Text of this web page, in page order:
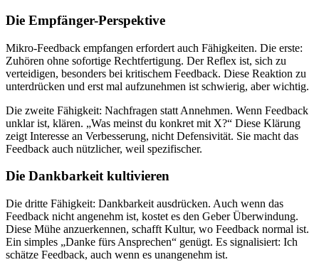
Die Empfänger-Perspektive
Mikro-Feedback empfangen erfordert auch Fähigkeiten. Die erste:
Zuhören ohne sofortige Rechtfertigung. Der Reflex ist, sich zu
verteidigen, besonders bei kritischem Feedback. Diese Reaktion zu
unterdrücken und erst mal aufzunehmen ist schwierig, aber wichtig.
Die zweite Fähigkeit: Nachfragen statt Annehmen. Wenn Feedback
unklar ist, klären. „Was meinst du konkret mit X?“ Diese Klärung
zeigt Interesse an Verbesserung, nicht Defensivität. Sie macht das
Feedback auch nützlicher, weil spezifischer.
Die Dankbarkeit kultivieren
Die dritte Fähigkeit: Dankbarkeit ausdrücken. Auch wenn das
Feedback nicht angenehm ist, kostet es den Geber Überwindung.
Diese Mühe anzuerkennen, schafft Kultur, wo Feedback normal ist.
Ein simples „Danke fürs Ansprechen“ genügt. Es signalisiert: Ich
schätze Feedback, auch wenn es unangenehm ist.